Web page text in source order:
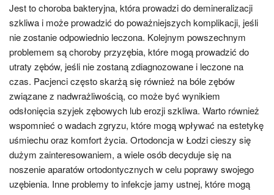
Jest to choroba bakteryjna, która prowadzi do demineralizacji
szkliwa i może prowadzić do poważniejszych komplikacji, jeśli
nie zostanie odpowiednio leczona. Kolejnym powszechnym
problemem są choroby przyzębia, które mogą prowadzić do
utraty zębów, jeśli nie zostaną zdiagnozowane i leczone na
czas. Pacjenci często skarżą się również na bóle zębów
związane z nadwrażliwością, co może być wynikiem
odsłonięcia szyjek zębowych lub erozji szkliwa. Warto również
wspomnieć o wadach zgryzu, które mogą wpływać na estetykę
uśmiechu oraz komfort życia. Ortodoncja w Łodzi cieszy się
dużym zainteresowaniem, a wiele osób decyduje się na
noszenie aparatów ortodontycznych w celu poprawy swojego
uzębienia. Inne problemy to infekcje jamy ustnej, które mogą